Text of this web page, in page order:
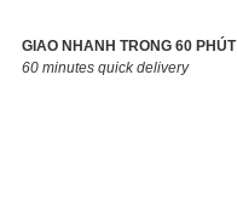
GIAO NHANH TRONG 60 PHÚT
60 minutes quick delivery